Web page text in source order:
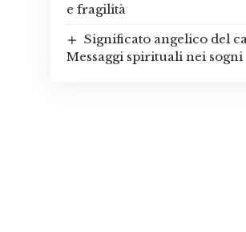
e fragilità
Significato angelico del
Messaggi spirituali nei sogni